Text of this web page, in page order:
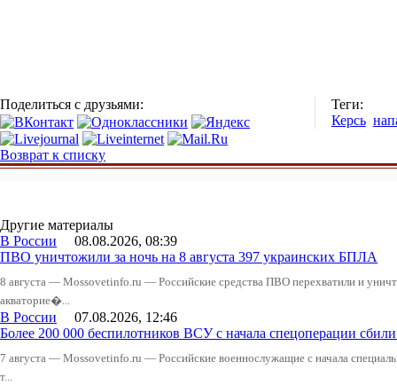
Поделиться с друзьями:
Теги:
Керсь
Возврат к списку
Другие материалы
В России 08.08.2026, 08:39
ПВО уничтожили за ночь на 8 августа 397 украинских БПЛА
8 августа — Mossovetinfo.ru — Российские средства ПВО перехватили и
акваторие�...
В России 07.08.2026, 12:46
Более 200 000 беспилотников ВСУ с начала спецоперации
7 августа — Mossovetinfo.ru — Российские военнослужащие с начала
т...